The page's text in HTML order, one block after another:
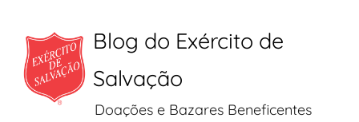
Blog do Exército de
Salvação
Doações e Bazares Beneficentes